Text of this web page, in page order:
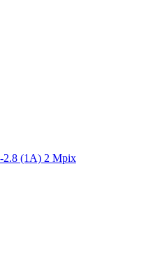
2.8 (1A) 2 Mpix